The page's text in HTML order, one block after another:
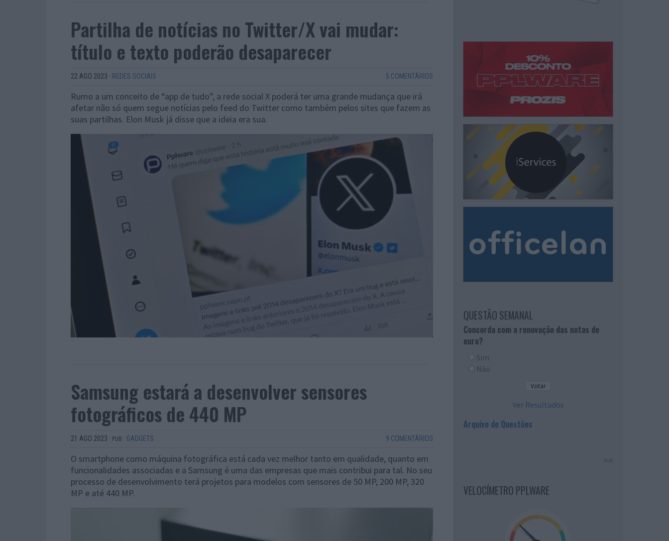
Partilha de notícias no Twitter/X vai mudar:
título e texto poderão desaparecer
22 AGO 2023 · REDES SOCIAIS 5 COMENTÁRIOS
Rumo a um conceito de “app de tudo”, a rede social X poderá ter uma grande mudança que irá
afetar não só quem segue notícias pelo feed do Twitter como também pelos sites que fazem as
suas partilhas. Elon Musk já disse que a ideia era sua.
Samsung estará a desenvolver sensores
fotográficos de 440 MP
21 AGO 2023 · PUB · GADGETS 9 COMENTÁRIOS
O smartphone como máquina fotográfica está cada vez melhor tanto em qualidade, quanto em
funcionalidades associadas e a Samsung é uma das empresas que mais contribui para tal. No seu
processo de desenvolvimento terá projetos para modelos com sensores de 50 MP, 200 MP, 320
MP e até 440 MP.
QUESTÃO SEMANAL
Concorda com a renovação das notas de
euro?
Sim
Não
Ver Resultados
Arquivo de Questões
PUB
VELOCÍMETRO PPLWARE